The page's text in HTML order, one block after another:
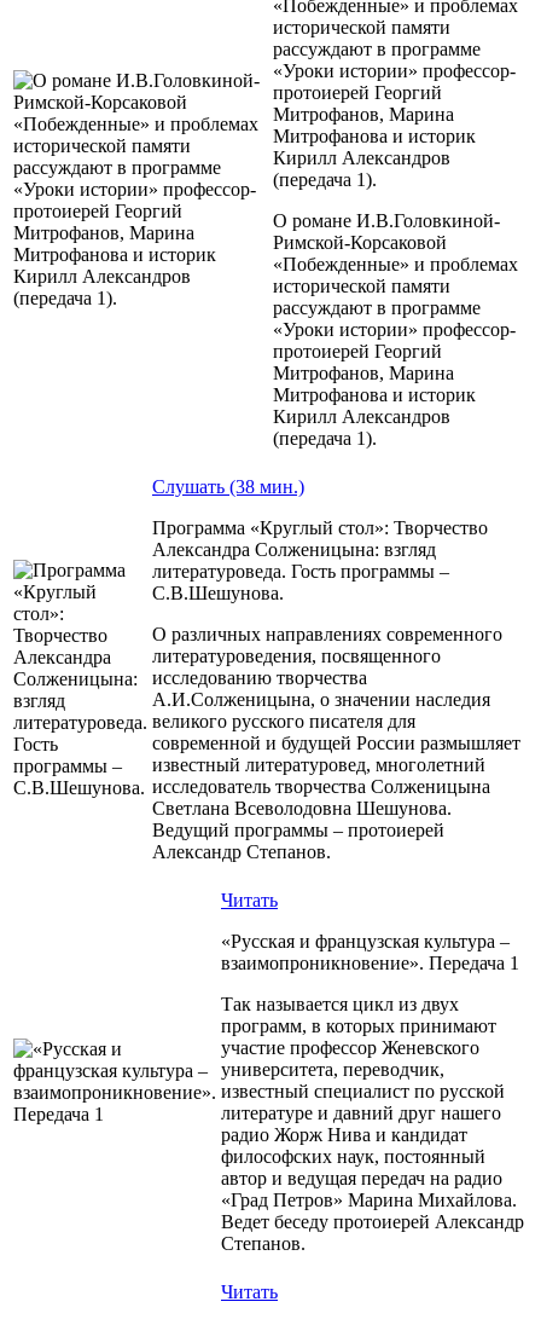
«Побежденные» и проблемах
исторической памяти
рассуждают в программе
«Уроки истории» профессор-
протоиерей Георгий
Митрофанов, Марина
Митрофанова и историк
Кирилл Александров
(передача 1).
О романе И.В.Головкиной-
Римской-Корсаковой
«Побежденные» и проблемах
исторической памяти
рассуждают в программе
«Уроки истории» профессор-
протоиерей Георгий
Митрофанов, Марина
Митрофанова и историк
Кирилл Александров
(передача 1).
Слушать (38 мин.)
Программа «Круглый стол»: Творчество
Александра Солженицына: взгляд
литературоведа. Гость программы –
С.В.Шешунова.
О различных направлениях современного
литературоведения, посвященного
исследованию творчества
А.И.Солженицына, о значении наследия
великого русского писателя для
современной и будущей России размышляет
известный литературовед, многолетний
исследователь творчества Солженицына
Светлана Всеволодовна Шешунова.
Ведущий программы – протоиерей
Александр Степанов.
Читать
«Русская и французская культура –
взаимопроникновение». Передача 1
Так называется цикл из двух
программ, в которых принимают
участие профессор Женевского
университета, переводчик,
известный специалист по русской
литературе и давний друг нашего
радио Жорж Нива и кандидат
философских наук, постоянный
автор и ведущая передач на радио
«Град Петров» Марина Михайлова.
Ведет беседу протоиерей Александр
Степанов.
Читать